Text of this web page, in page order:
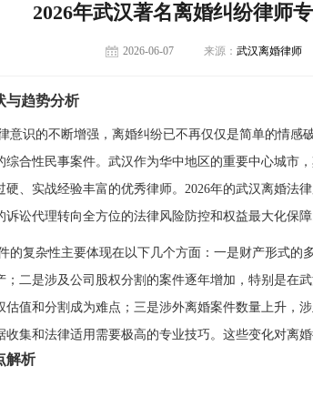
2026年武汉著名离婚纠纷律师
2026-06-07 来源： 武汉离婚律师
与趋势分析
意识的不断增强，离婚纠纷已不再仅仅是简单的情感
合性民事案件。武汉作为华中地区的重要中心城市
、实战经验丰富的优秀律师。2026年的武汉离婚法
讼代理转向全方位的法律风险防控和权益最大化保障
的复杂性主要体现在以下几个方面：一是财产形式的
二是涉及公司股权分割的案件逐年增加，特别是在
值和分割成为难点；三是涉外离婚案件数量上升，
集和法律适用需要极高的专业技巧。这些变化对离
解析